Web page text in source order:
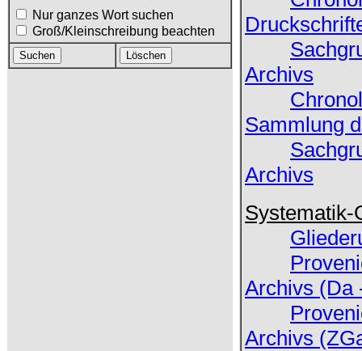
Nur ganzes Wort suchen
Groß/Kleinschreibung beachten
Archivs
Sammlung
Archivs
Systematik-
Archivs (Da
Archivs